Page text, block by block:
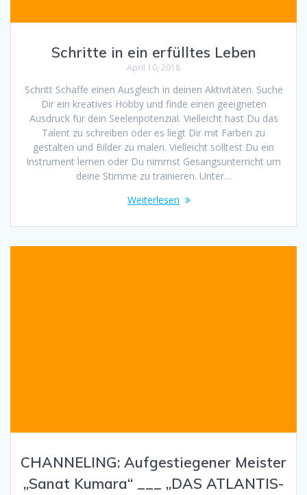
Schritte in ein erfülltes Leben
April 10, 2018
Schritt Schaffe einen Ausgleich in deinen Aktivitäten. Suche
Dir ein kreatives Hobby und finde einen geeigneten
Ausdruck für dein Seelenpotenzial. Vielleicht hast Du das
Talent zu schreiben oder es liegt Dir mit Farben zu
gestalten und Bilder zu malen. Vielleicht solltest Du ein
Instrument lernen oder Du nimmst Gesangsunterricht um
deine Stimme zu trainieren. Unter…
Weiterlesen
CHANNELING: Aufgestiegener Meister
„Sanat Kumara“ ___ „DAS ATLANTIS-